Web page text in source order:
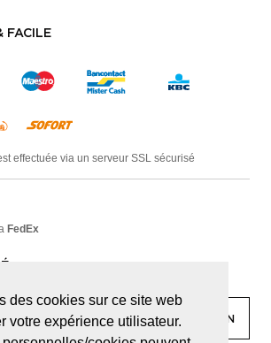
des cookies sur ce site web
votre expérience utilisateur.
FACILE
effectuée via un serveur SSL sécurisé
FedEx